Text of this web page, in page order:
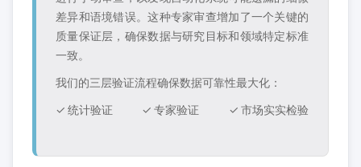
差异和语境错误。这种专家审查增加了一个关键的
质量保证层，确保数据与研究目标和领域特定标准
一致。
我们的三层验证流程确保数据可靠性最大化：
✓ 统计验证
✓ 专家验证 ✓ 市场实实检验